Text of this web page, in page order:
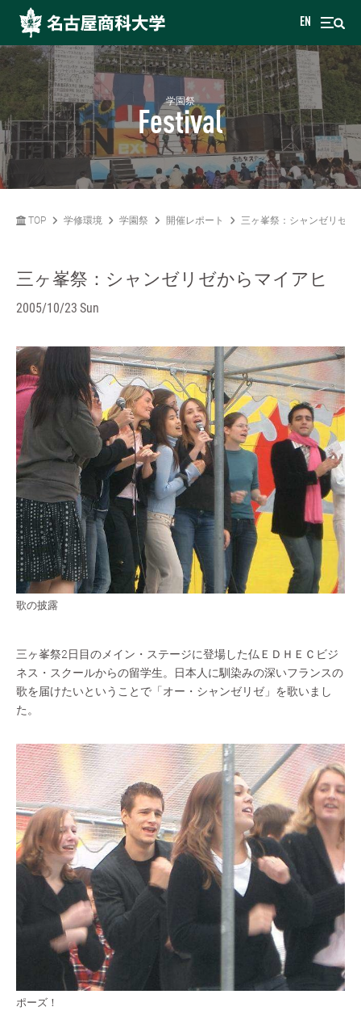
EN
学園祭
Festival
TOP 学修環境 学園祭 開催レポート 三ヶ峯祭：シャンゼリゼか
三ヶ峯祭：シャンゼリゼからマイアヒ
2005/10/23 Sun
歌の披露
三ヶ峯祭2日目のメイン・ステージに登場した仏ＥＤＨＥＣビジ
ネス・スクールからの留学生。日本人に馴染みの深いフランスの
歌を届けたいということで「オー・シャンゼリゼ」を歌いまし
た。
ポーズ！